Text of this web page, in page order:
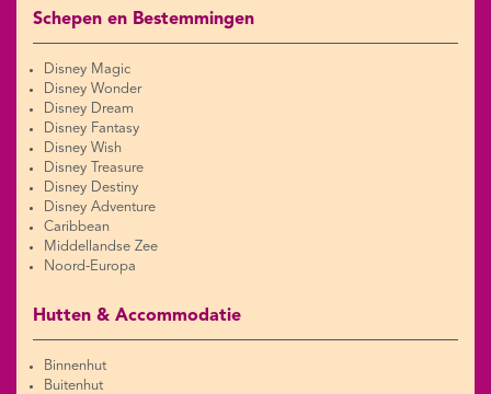
Schepen en Bestemmingen
Disney Magic
Disney Wonder
Disney Dream
Disney Fantasy
Disney Wish
Disney Treasure
Disney Destiny
Disney Adventure
Caribbean
Middellandse Zee
Noord-Europa
Hutten & Accommodatie
Binnenhut
Buitenhut